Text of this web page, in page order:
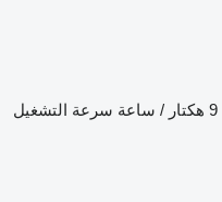
9 هكتار / ساعة
سرعة التشغيل